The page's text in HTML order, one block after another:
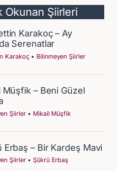
Okunan Şiirleri